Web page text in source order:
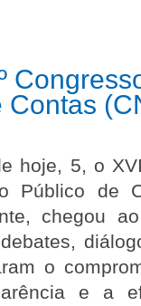
hoje, 5, o
Público de
chegou
o
e a